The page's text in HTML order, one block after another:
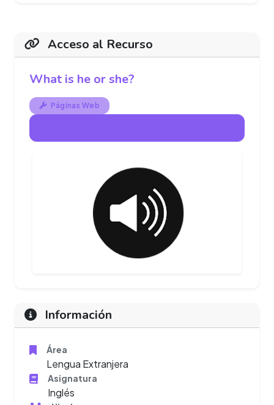
Acceso al Recurso
What is he or she?
Páginas Web
Información
Área
Lengua Extranjera
Asignatura
Inglés